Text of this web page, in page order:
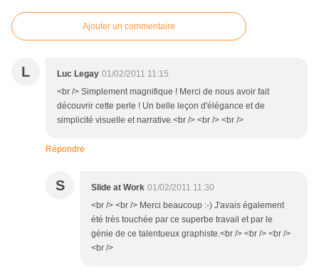
Ajouter un commentaire
L Luc Legay 01/02/2011 11:15
<br /> Simplement magnifique ! Merci de nous avoir fait
découvrir cette perle ! Un belle leçon d'élégance et de
simplicité visuelle et narrative.<br /> <br /> <br />
Répondre
S Slide at Work 01/02/2011 11:30
<br /> <br /> Merci beaucoup :-) J'avais également
été très touchée par ce superbe travail et par le
génie de ce talentueux graphiste.<br /> <br /> <br />
<br />